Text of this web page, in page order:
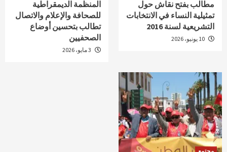
مطالب بفتح نقاش حول
تمثيلية النساء في الانتخابات
التشريعية لسنة 2016
المنظمة الديمقراطية
للصحافة والإعلام والاتصال
تطالب بتحسين أوضاع
الصحفيين